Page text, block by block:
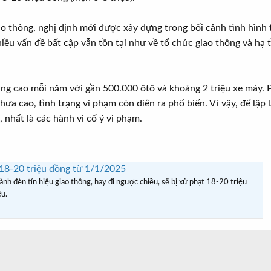
thông, nghị định mới được xây dựng trong bối cảnh tình
vấn đề bất cập vẫn tồn tại như về tổ chức giao thông và
cao mỗi năm với gần 500.000 ôtô và khoảng 2 triệu xe
cao, tình trạng vi phạm còn diễn ra phổ biến. Vì vậy, để
là các hành vi cố ý vi phạm.
20 triệu đồng từ 1/1/2025
đèn tín hiệu giao thông, hay đi ngược chiều, sẽ bị xử phạt 18-20 triệu